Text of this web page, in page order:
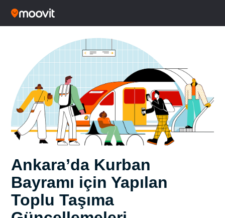
Ankara’da Kurban
Bayramı için Yapılan
Toplu Taşıma